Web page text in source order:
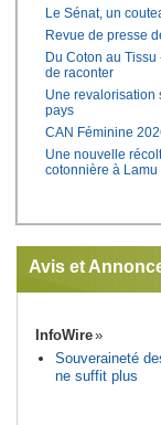
Le Sénat, un
Revue de presse
Du Coton au
de raconter
Une revalorisation
pays
CAN Féminine
Une nouvelle
cotonnière à Lamu
Avis et
InfoWire
Souveraineté
ne suffit plus